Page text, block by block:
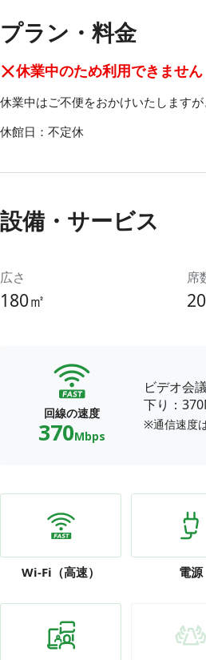
プラン・料金
休業中のため利用できません
休業中はご不便をおかけいたします
休館日：不定休
設備・サービス
広さ
180㎡
席
20
回線の速度
370Mbps
ビデオ会
下り：
※通信速度
Wi-Fi （高速） 電源